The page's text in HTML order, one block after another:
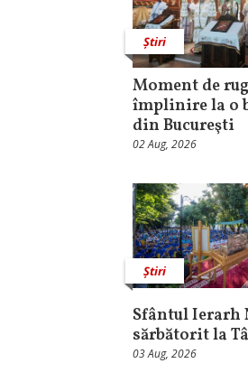
Știri
Moment de
împlinire la o
din Bucureşti
02 Aug, 2026
Știri
Sfântul Ierarh
sărbătorit la
03 Aug, 2026